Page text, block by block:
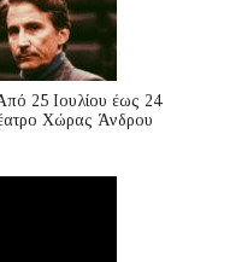
25 Ιουλίου έως 24
Χώρας Άνδρου